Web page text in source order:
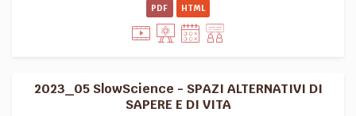
PDF HTML
2023_05 SlowScience - SPAZI ALTERNATIVI DI
SAPERE E DI VITA